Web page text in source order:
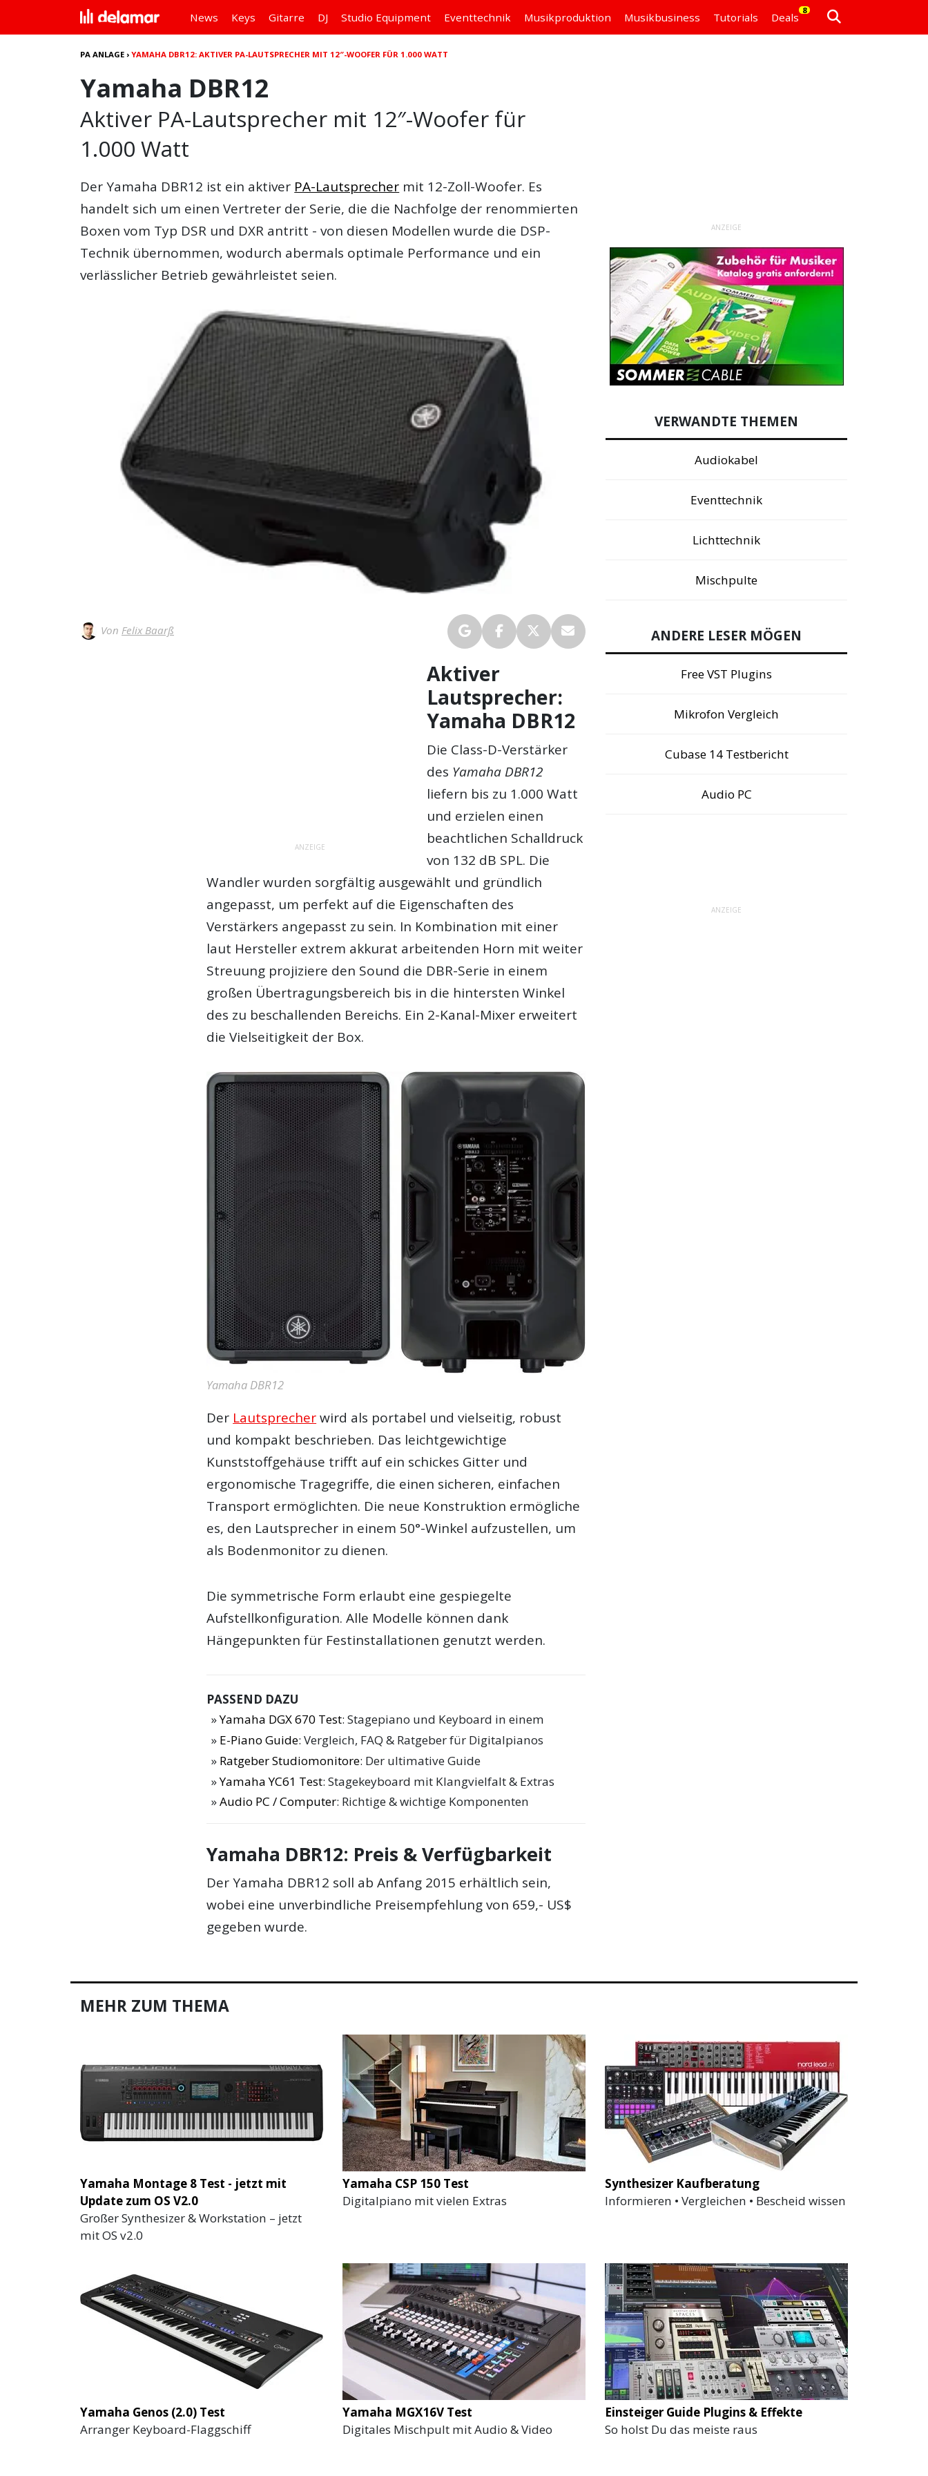
News Keys Gitarre DJ Studio Equipment Eventtechnik Musikproduktion Musikbusiness Tutorials Deals
8
PA ANLAGE ›YAMAHA DBR12: AKTIVER PA-LAUTSPRECHER MIT 12″-WOOFER FÜR 1.000 WATT
Yamaha DBR12
Aktiver PA-Lautsprecher mit 12″-Woofer für
1.000 Watt
DerYamaha DBR12 ist ein aktiver PA-Lautsprecher mit 12-Zoll-Woofer. Es
handelt sich um einen Vertreter der Serie, die die Nachfolge der renommierten
Boxen vom Typ DSR und DXR antritt - von diesen Modellen wurde die DSP-
Technik übernommen, wodurch abermals optimale Performance und ein
verlässlicher Betrieb gewährleistet seien.
Von Felix Baarß
ANZEIGE
Aktiver
Lautsprecher:
Yamaha DBR12
Die Class-D-Verstärker
des Yamaha DBR12
liefern bis zu 1.000 Watt
und erzielen einen
beachtlichen Schalldruck
von 132 dB SPL. Die
Wandler wurden sorgfältig ausgewählt und gründlich
angepasst, um perfekt auf die Eigenschaften des
Verstärkers angepasst zu sein. In Kombination mit einer
laut Hersteller extrem akkurat arbeitenden Horn mit weiter
Streuung projiziere den Sound die DBR-Serie in einem
großen Übertragungsbereich bis in die hintersten Winkel
des zu beschallenden Bereichs. Ein 2-Kanal-Mixer erweitert
die Vielseitigkeit der Box.
Yamaha DBR12
Der Lautsprecherwird als portabel und vielseitig, robust
und kompakt beschrieben. Das leichtgewichtige
Kunststoffgehäuse trifft auf ein schickes Gitter und
ergonomische Tragegriffe, die einen sicheren, einfachen
Transport ermöglichten. Die neue Konstruktion ermögliche
es, den Lautsprecher in einem 50°-Winkel aufzustellen, um
als Bodenmonitor zu dienen.
Die symmetrische Form erlaubt eine gespiegelte
Aufstellkonfiguration. Alle Modelle können dank
Hängepunkten für Festinstallationen genutzt werden.
PASSEND DAZU
Yamaha DGX 670 Test: Stagepiano und Keyboard in einem
E-Piano Guide: Vergleich, FAQ & Ratgeber für Digitalpianos
Ratgeber Studiomonitore: Der ultimative Guide
Yamaha YC61 Test: Stagekeyboard mit Klangvielfalt & Extras
Audio PC / Computer: Richtige & wichtige Komponenten
Yamaha DBR12: Preis & Verfügbarkeit
Der Yamaha DBR12 soll ab Anfang 2015 erhältlich sein,
wobei eine unverbindliche Preisempfehlung von 659,- US$
gegeben wurde.
ANZEIGE
VERWANDTE THEMEN
Audiokabel
Eventtechnik
Lichttechnik
Mischpulte
ANDERE LESER MÖGEN
Free VST Plugins
Mikrofon Vergleich
Cubase 14 Testbericht
Audio PC
ANZEIGE
MEHR ZUM THEMA
Yamaha Montage 8 Test - jetzt mit
Update zum OS V2.0
Großer Synthesizer & Workstation – jetzt
mit OS v2.0
Yamaha CSP 150 Test
Digitalpiano mit vielen Extras
Synthesizer Kaufberatung
Informieren • Vergleichen • Bescheid wissen
Yamaha Genos (2.0) Test
Arranger Keyboard-Flaggschiff
Yamaha MGX16V Test
Digitales Mischpult mit Audio & Video
Einsteiger Guide Plugins & Effekte
So holst Du das meiste raus